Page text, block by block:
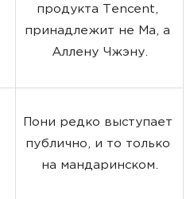
продукта Tencent,
принадлежит не Ма, а
Аллену Чжэну.
Пони редко выступает
публично, и то только
на мандаринском.